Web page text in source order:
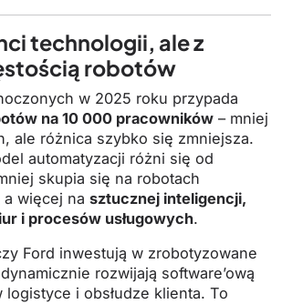
technologii, ale z
robotów
w 2025 roku przypada
na 10 000 pracowników – mniej
ale różnica szybko się zmniejsza.
automatyzacji różni się od
skupia się na robotach
a więcej na sztucznej inteligencji,
i procesów usługowych.
Ford inwestują w zrobotyzowane
rozwijają software’ową
logistyce i obsłudze klienta. To